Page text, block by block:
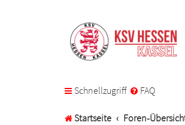
Schnellzugriff FAQ
Startseite Foren-